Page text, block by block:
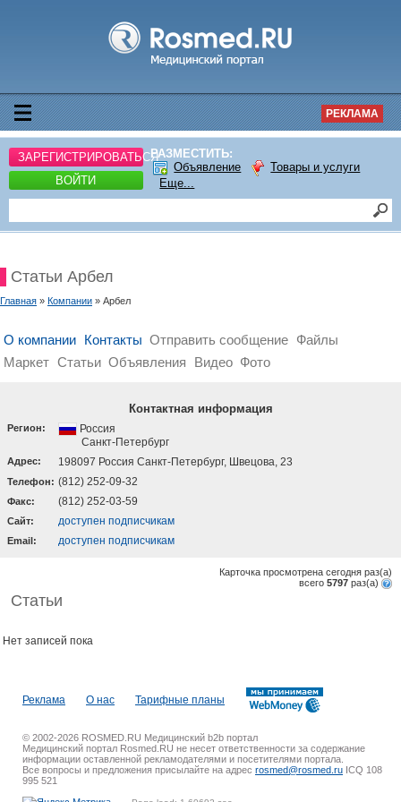
РЕКЛАМА
ЗАРЕГИСТРИРОВАТЬСЯ
ВОЙТИ
РАЗМЕСТИТЬ:
Объявление
Товары и услуги
Еще...
Статьи Арбел
Главная » Компании » Арбел
О компании Контакты Отправить сообщение Файлы
Маркет Статьи Объявления Видео Фото
Контактная информация
Регион:
Россия
Санкт-Петербург
Адрес: 198097 Россия Санкт-Петербург, Швецова, 23
Телефон: (812) 252-09-32
Факс: (812) 252-03-59
Cайт: доступен подписчикам
Email: доступен подписчикам
Карточка просмотрена сегодня раз(a)
всего 5797 раз(a)
Статьи
Нет записей пока
Реклама О нас Тарифные планы
© 2002-2026 ROSMED.RU Медицинский b2b портал
Медицинский портал Rosmed.RU не несет ответственности за содержание
информации оставленной рекламодателями и посетителями портала.
Все вопросы и предложения присылайте на адрес rosmed@rosmed.ru ICQ 108
995 521